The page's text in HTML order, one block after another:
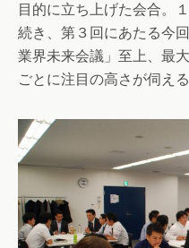
目的に立ち上げた会合。
続き、第３回にあたる今
業界未来会議」至上、最
ごとに注目の高さが伺える